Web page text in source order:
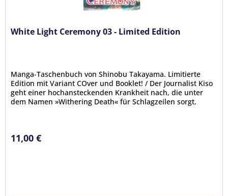
White Light Ceremony 03 - Limited Edition
Manga-Taschenbuch von Shinobu Takayama. Limitierte
Edition mit Variant COver und Booklet! / Der Journalist Kiso
geht einer hochansteckenden Krankheit nach, die unter
dem Namen »Withering Death« für Schlagzeilen sorgt.
11,00 €